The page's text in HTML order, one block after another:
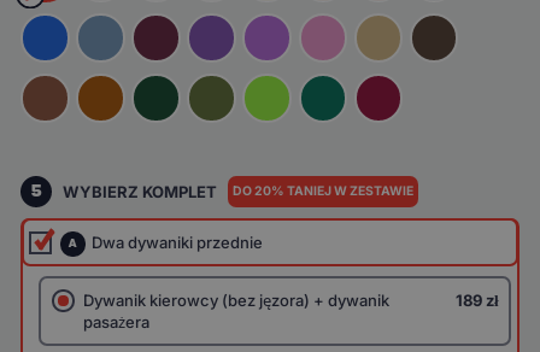
5 WYBIERZ KOMPLET DO 20% TANIEJ W ZESTAWIE
A Dwa dywaniki przednie
Dywanik kierowcy (bez jęzora) + dywanik
pasażera
189 zł